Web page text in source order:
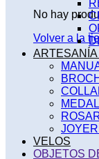
No hay
Volver a la
ARTESANÍA
VELOS
OBJETOS